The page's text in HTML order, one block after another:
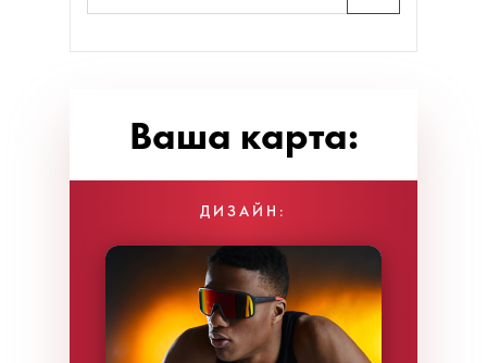
Ваша карта:
ДИЗАЙН: